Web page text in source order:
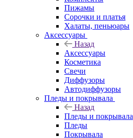
Пижамы
Сорочки и платья
Халаты, пеньюары
Аксессуары
Назад
Аксессуары
Косметика
Свечи
Диффузоры
Автодиффузоры
Пледы и покрывала
Назад
Пледы и покрывала
Пледы
Покрывала